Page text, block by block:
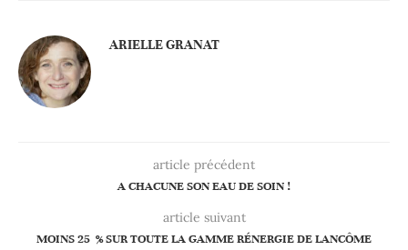
ARIELLE GRANAT
article précédent
A CHACUNE SON EAU DE SOIN !
article suivant
MOINS 25 % SUR TOUTE LA GAMME RÉNERGIE DE LANCÔME